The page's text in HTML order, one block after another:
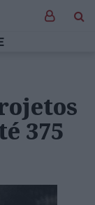
375